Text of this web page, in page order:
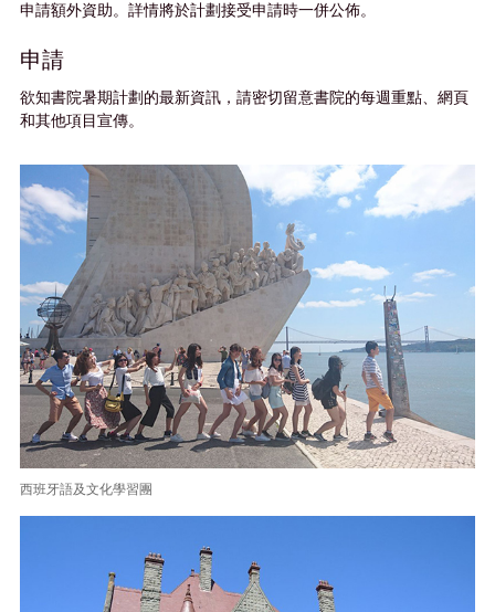
申請額外資助。詳情將於計劃接受申請時一併公佈。
申請
欲知書院暑期計劃的最新資訊，請密切留意書院的每週重點、網頁
和其他項目宣傳。
西班牙語及文化學習團